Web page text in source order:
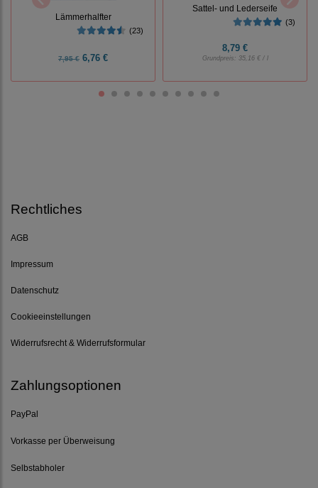
Lämmerhalfter
(23)
7,95 € 6,76 €
Sattel- und Lederseife
(3)
8,79 €
Grundpreis: 35,16 € / l
Rechtliches
AGB
Impressum
Datenschutz
Cookieeinstellungen
Widerrufsrecht & Widerrufsformular
Zahlungsoptionen
PayPal
Vorkasse per Überweisung
Selbstabholer